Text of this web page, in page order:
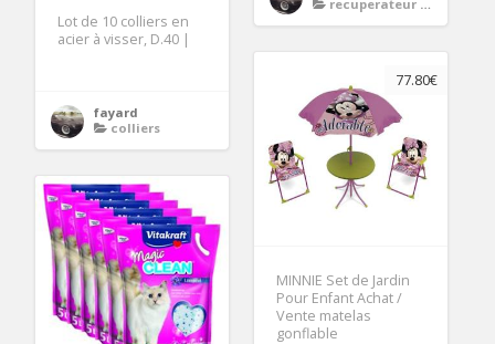
recuperateur d eau de pluie
Lot de 10 colliers en
acier à visser, D.40 |
fayard
colliers
77.80€
MINNIE Set de Jardin
Pour Enfant Achat /
Vente matelas
gonflable